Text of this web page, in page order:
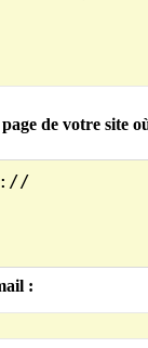
de votre site
: